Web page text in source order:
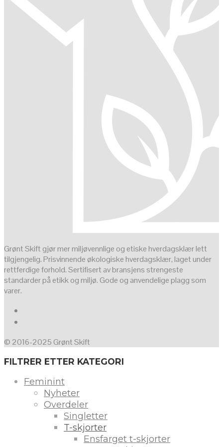
Grønt Skift gjør mer miljøvennlige og etiske hverdagsklær lett
tilgjengelig. Prisvinnende økologiske hverdagsklær, laget under
rettferdige forhold. Sertifisert av bransjens strengeste
standarder på etikk og miljø. Gode og anvendelige plagg som
varer.
© 2016-2025 Grønt Skift
FILTRER ETTER KATEGORI
Feminint
Nyheter
Overdeler
Singletter
T-skjorter
Ensfarget t-skjorter